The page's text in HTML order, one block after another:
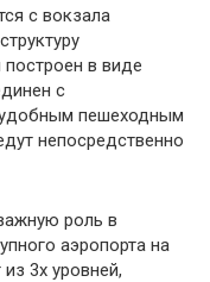
с вокзала
в виде
с
пешеходным
непосредственно
роль в
аэропорта на
3х уровней,